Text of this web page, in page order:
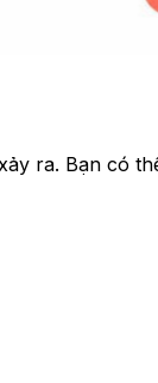
ra. Bạn có